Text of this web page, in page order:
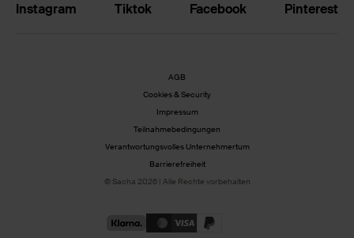
Instagram Tiktok Facebook Pinterest
AGB
Cookies & Security
Impressum
Teilnahmebedingungen
Verantwortungsvolles Unternehmertum
Barrierefreiheit
© Sacha 2026 | Alle Rechte vorbehalten